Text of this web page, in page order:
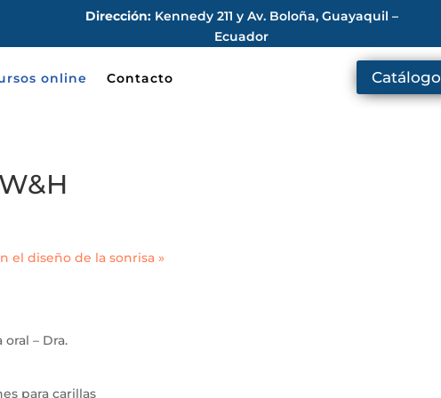
Dirección:Kennedy 211 y Av. Boloña, Guayaquil –
Ecuador
online Contacto
el diseño de la sonrisa »
– Dra.
para carillas